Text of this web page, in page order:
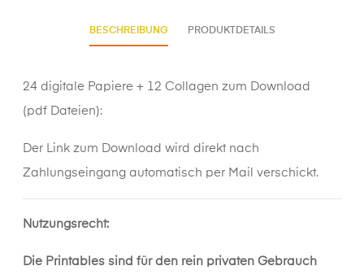
BESCHREIBUNG PRODUKTDETAILS
24 digitale Papiere + 12 Collagen zum Download
(pdf Dateien):
Der Link zum Download wird direkt nach
Zahlungseingang automatisch per Mail verschickt.
Nutzungsrecht:
Die Printables sind für den rein privaten Gebrauch